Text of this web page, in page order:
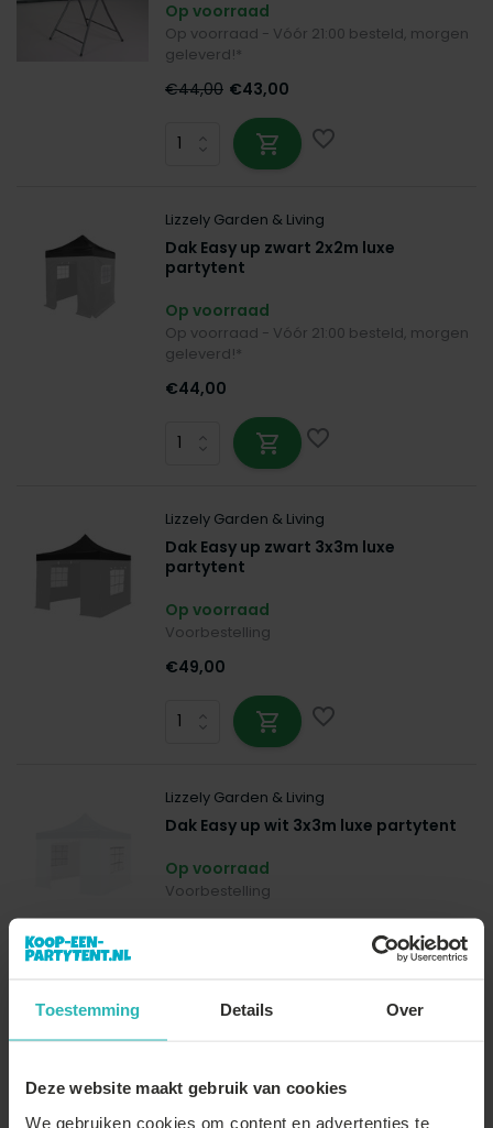
Toestemming Details Over
Deze website maakt gebruik van cookies
We gebruiken cookies om content en advertenties te
Op voorraad
Op voorraad - Vóór 21:00 besteld, morgen
geleverd!*
€44,00 €43,00
Lizzely Garden & Living
Dak Easy up zwart 2x2m luxe
partytent
Op voorraad
Op voorraad - Vóór 21:00 besteld, morgen
geleverd!*
€44,00
Lizzely Garden & Living
Dak Easy up zwart 3x3m luxe
partytent
Op voorraad
Voorbestelling
€49,00
Lizzely Garden & Living
Dak Easy up wit 3x3m luxe partytent
Op voorraad
Voorbestelling
€49,00
Partytent 3x3m budget wit met drie
zijwanden